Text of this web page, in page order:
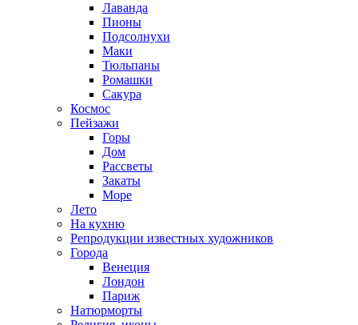
Лаванда
Пионы
Подсолнухи
Маки
Тюльпаны
Ромашки
Сакура
Космос
Пейзажи
Горы
Дом
Рассветы
Закаты
Море
Лето
На кухню
Репродукции известных художников
Города
Венеция
Лондон
Париж
Натюрморты